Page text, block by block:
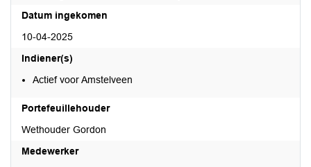
Datum ingekomen
10-04-2025
Indiener(s)
Actief voor Amstelveen
Portefeuillehouder
Wethouder Gordon
Medewerker